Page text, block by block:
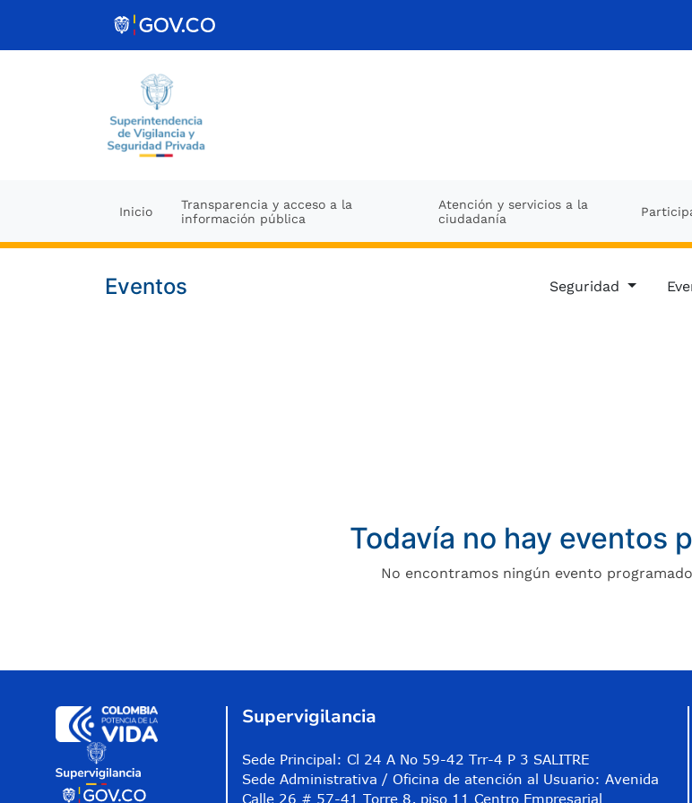
Inicio
Transparencia y acceso a la
información pública
Atención y servicios a la
ciudadanía
Eventos Seguridad
Todavía no hay eventos
No encontramos ningún evento
Supervigilancia
Sede Principal: Cl 24 A No 59-42 Trr-4 P 3 SALITRE
Sede Administrativa / Oficina de atención al Usuario: Avenida
Calle 26 # 57-41 Torre 8, piso 11 Centro Empresarial